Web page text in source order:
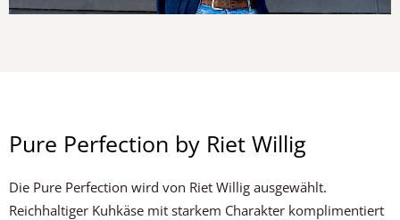
Pure Perfection by Riet Willig
Die Pure Perfection wird von Riet Willig ausgewählt.
Reichhaltiger Kuhkäse mit starkem Charakter komplimentiert